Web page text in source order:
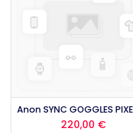
220,00 €